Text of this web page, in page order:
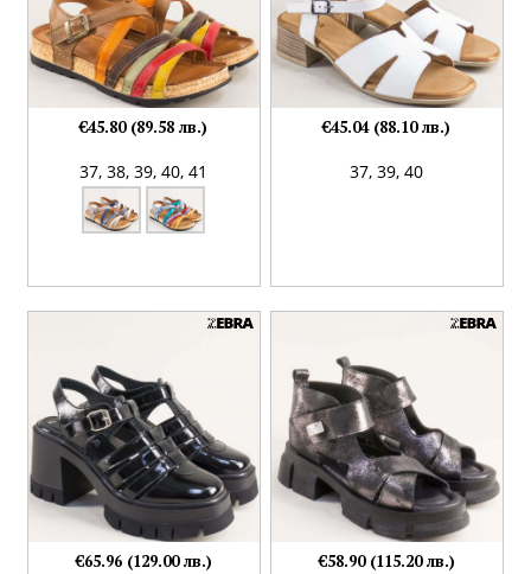
37,38,39,40,41
€45.80 (89.58 лв.)
37,39,40
€45.04 (88.10 лв.)
€65.96 (129.00 лв.) €58.90 (115.20 лв.)